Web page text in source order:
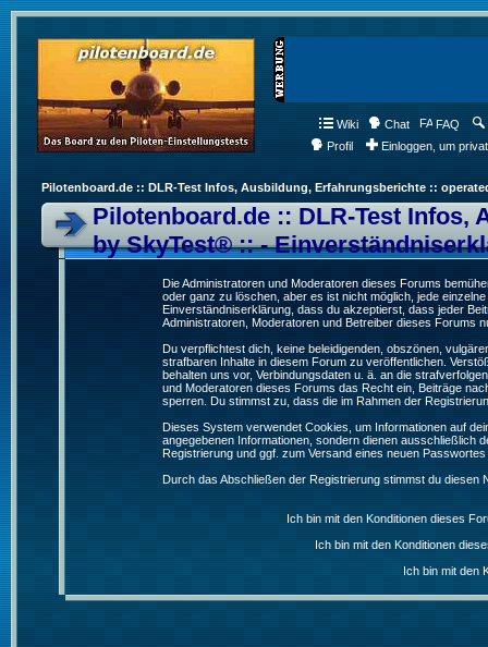
Wiki Chat FAQ
Profil
Einloggen, um
Pilotenboard.de :: DLR-Test Infos, Ausbildung, Erfahrungsberichte ::
Pilotenboard.de :: DLR-Test
by SkyTest® :: -
Die Administratoren und Moderatoren dieses Forums
oder ganz zu löschen, aber es ist nicht möglich, jede
Einverständniserklärung, dass du akzeptierst, dass jeder
Administratoren, Moderatoren und Betreiber dieses Forums
Du verpflichtest dich, keine beleidigenden, obszönen,
strafbaren Inhalte in diesem Forum zu veröffentlichen.
behalten uns vor, Verbindungsdaten u. ä. an die
und Moderatoren dieses Forums das Recht ein, Beiträge
sperren. Du stimmst zu, dass die im Rahmen der
Dieses System verwendet Cookies, um Informationen auf
angegebenen Informationen, sondern dienen ausschließlich
Registrierung und ggf. zum Versand eines neuen
Durch das Abschließen der Registrierung stimmst du diesen
Ich bin mit den Konditionen dieses
Ich bin mit den Konditionen
Ich bin mit den